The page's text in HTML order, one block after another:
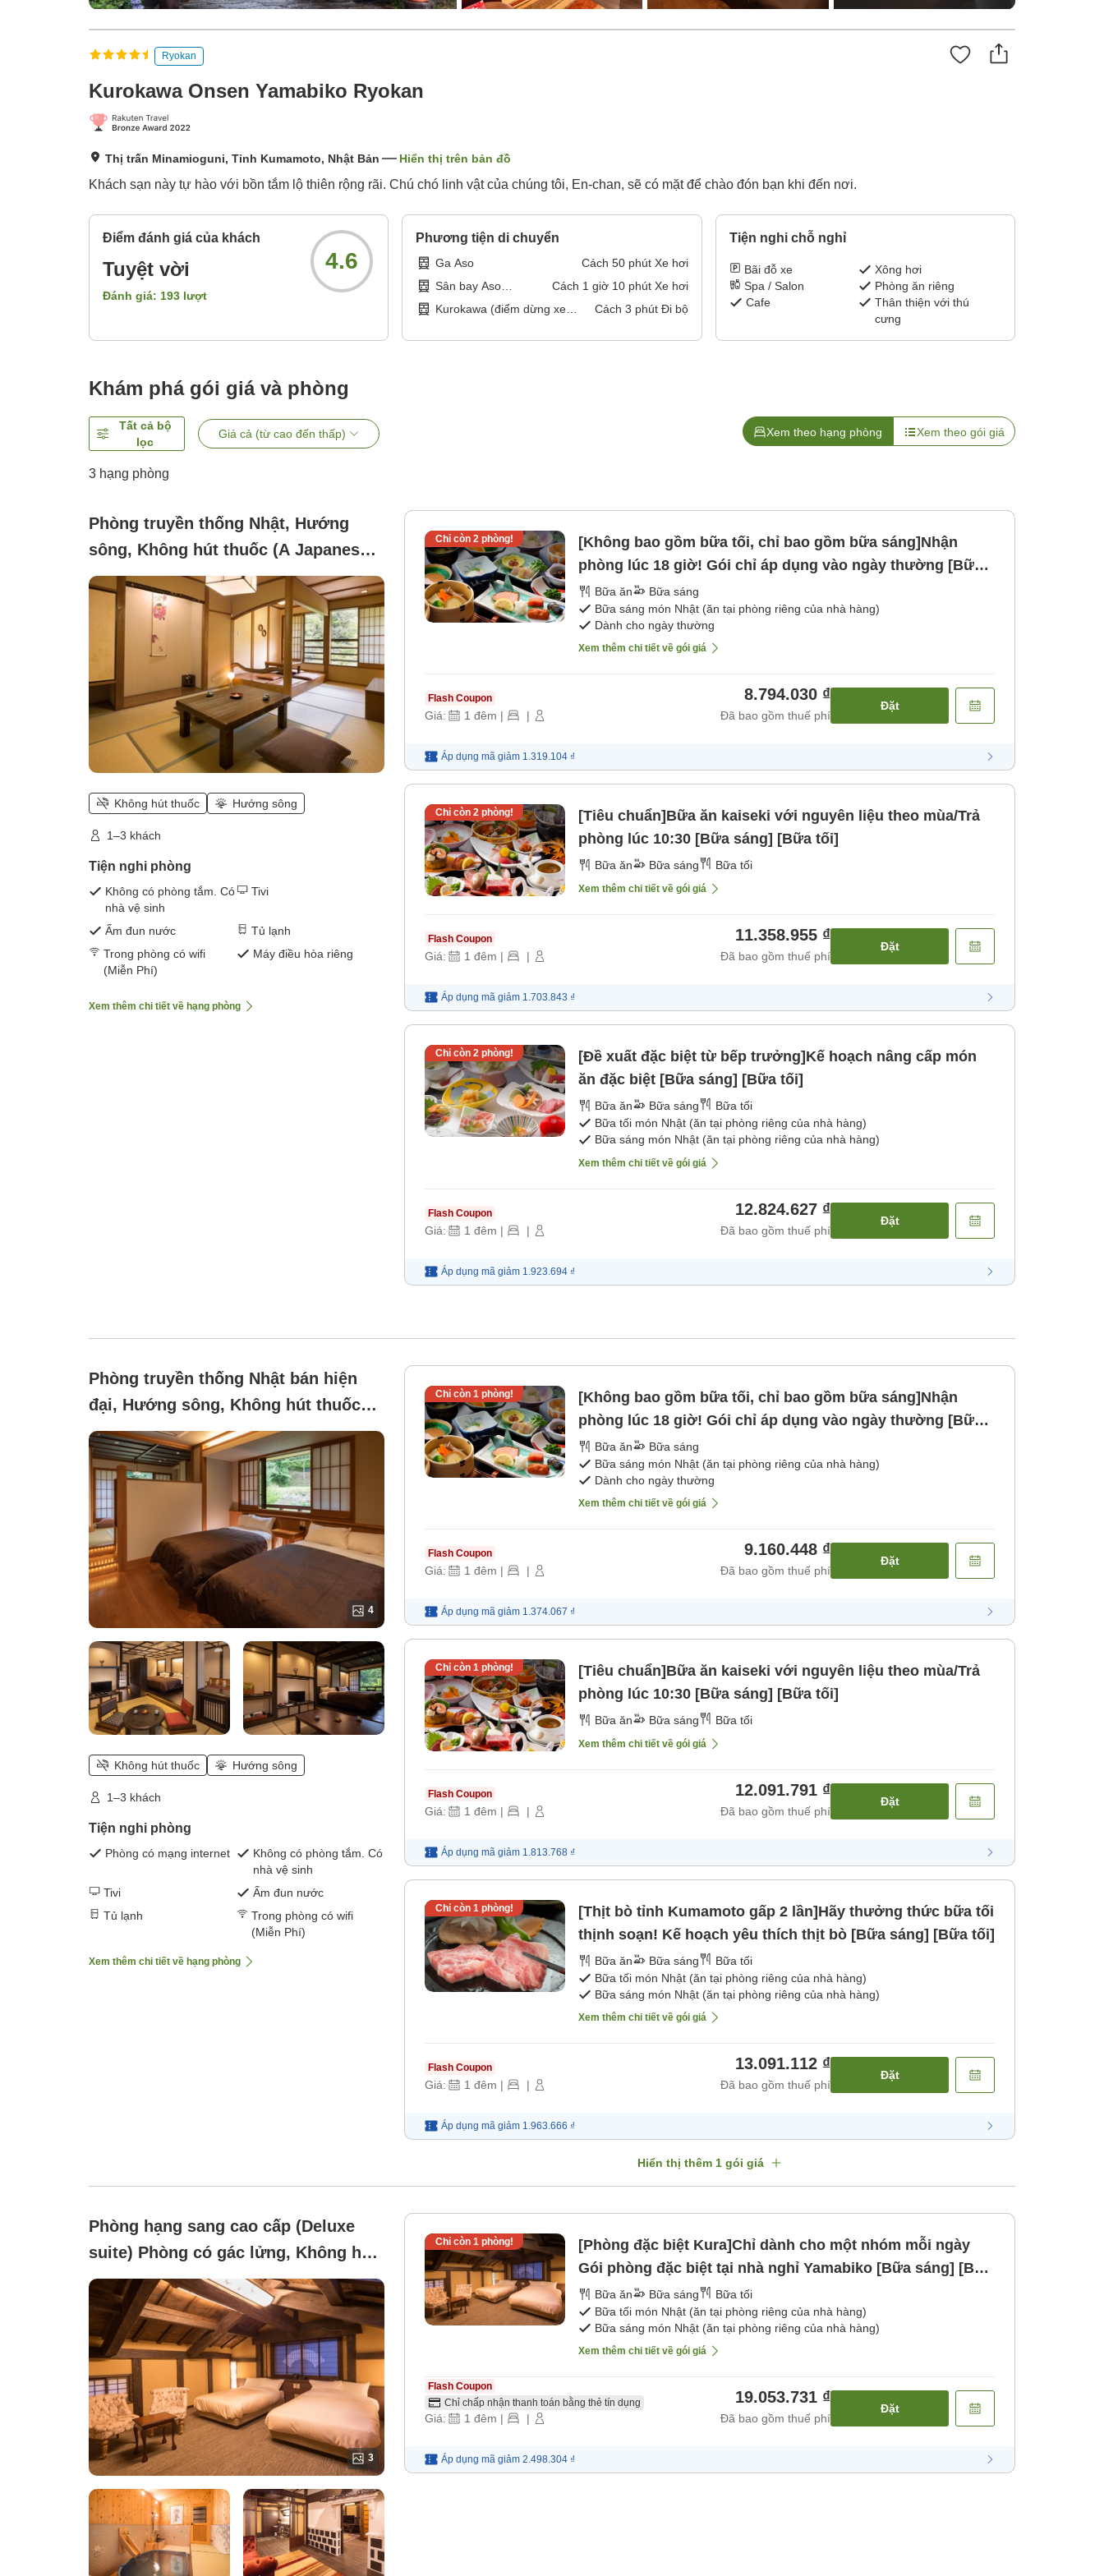
Ryokan
Kurokawa Onsen Yamabiko Ryokan
Thị trấn Minamioguni, Tỉnh Kumamoto, Nhật Bản Hiển thị trên bản đồ
Khách sạn này tự hào với bồn tắm lộ thiên rộng rãi. Chú chó linh vật của chúng tôi, En-chan, sẽ có mặt để chào đón bạn khi đến nơi.
Điểm đánh giá của khách
Tuyệt vời
Đánh giá: 193 lượt
4.6
Phương tiện di chuyển
Ga Aso Cách 50phút Xe hơi
Sân bay Aso
Kumamoto
Cách 1 giờ 10phút Xe hơi
Kurokawa (điểm dừng xe
Cách 3 phút Đi bộ
Tiện nghi chỗ nghỉ
Bãi đỗ xe
Xông hơi
Spa / Salon
Phòng ăn riêng
Cafe
Thân thiện với thú
cưng
Khám phá gói giá và phòng
Tất cả bộ
lọc
Giá cả (từ cao đến thấp) Xem theo hạng phòng Xem theo gói giá
3 hạng phòng
Phòng truyền thống Nhật, Hướng
sông, Không hút thuốc (A Japanese-
style room (about 8 tatami mats) on
the second floor of the main building
along the headwaters of the Chikugo
River)
Không hút thuốc Hướng sông
1–3 khách
Tiện nghi phòng
Không có phòng tắm. Có
nhà vệ sinh
Tivi
Ấm đun nước
Tủ lạnh
Trong phòng có wifi
(Miễn Phí)
Máy điều hòa riêng
Xem thêm chi tiết về hạng phòng
Chỉ còn 2phòng!
[Không bao gồm bữa tối, chỉ bao gồm bữa sáng]Nhận
phòng lúc 18 giờ! Gói chỉ áp dụng vào ngày thường [Bữa
sáng]
Bữa ăn
Bữa sáng
Bữa sáng món Nhật (ăn tại phòng riêng của nhà hàng)
Dành cho ngày thường
Xem thêm chi tiết về gói giá
Flash Coupon
Giá: 1 đêm | |
8.794.030 ₫
Đã bao gồm thuế phí
Đặt
Áp dụng mã giảm 1.319.104 ₫
Chỉ còn 2phòng!
[Tiêu chuẩn]Bữa ăn kaiseki với nguyên liệu theo mùa/Trả
phòng lúc 10:30 [Bữa sáng] [Bữa tối]
Bữa ăn Bữa sáng Bữa tối
Xem thêm chi tiết về gói giá
Flash Coupon
Giá: 1 đêm | |
11.358.955 ₫
Đã bao gồm thuế phí
Đặt
Áp dụng mã giảm 1.703.843 ₫
Chỉ còn 2phòng!
[Đề xuất đặc biệt từ bếp trưởng]Kế hoạch nâng cấp món
ăn đặc biệt [Bữa sáng] [Bữa tối]
Bữa ăn Bữa sáng
Bữa tối
Bữa tối món Nhật (ăn tại phòng riêng của nhà hàng)
Bữa sáng món Nhật (ăn tại phòng riêng của nhà hàng)
Xem thêm chi tiết về gói giá
Flash Coupon
Giá: 1 đêm | |
12.824.627 ₫
Đã bao gồm thuế phí
Đặt
Áp dụng mã giảm 1.923.694 ₫
Phòng truyền thống Nhật bán hiện
đại, Hướng sông, Không hút thuốc
(Renovated in the first year of Reiwa!
Relax in a spacious non-smoking
Japanese-Western style room II)
4
Không hút thuốc Hướng sông
1–3 khách
Tiện nghi phòng
Phòng có mạng internet
Không có phòng tắm. Có
nhà vệ sinh
Tivi
Ấm đun nước
Tủ lạnh
Trong phòng có wifi
(Miễn Phí)
Xem thêm chi tiết về hạng phòng
Chỉ còn 1 phòng!
[Không bao gồm bữa tối, chỉ bao gồm bữa sáng]Nhận
phòng lúc 18 giờ! Gói chỉ áp dụng vào ngày thường [Bữa
sáng]
Bữa ăn
Bữa sáng
Bữa sáng món Nhật (ăn tại phòng riêng của nhà hàng)
Dành cho ngày thường
Xem thêm chi tiết về gói giá
Flash Coupon
Giá: 1 đêm | |
9.160.448 ₫
Đã bao gồm thuế phí
Đặt
Áp dụng mã giảm 1.374.067 ₫
Chỉ còn 1 phòng!
[Tiêu chuẩn]Bữa ăn kaiseki với nguyên liệu theo mùa/Trả
phòng lúc 10:30 [Bữa sáng] [Bữa tối]
Bữa ăn Bữa sáng Bữa tối
Xem thêm chi tiết về gói giá
Flash Coupon
Giá: 1 đêm | |
12.091.791 ₫
Đã bao gồm thuế phí
Đặt
Áp dụng mã giảm 1.813.768 ₫
Chỉ còn 1 phòng!
[Thịt bò tỉnh Kumamoto gấp 2 lần]Hãy thưởng thức bữa tối
thịnh soạn! Kế hoạch yêu thích thịt bò [Bữa sáng] [Bữa tối]
Bữa ăn Bữa sáng
Bữa tối
Bữa tối món Nhật (ăn tại phòng riêng của nhà hàng)
Bữa sáng món Nhật (ăn tại phòng riêng của nhà hàng)
Xem thêm chi tiết về gói giá
Flash Coupon
Giá: 1 đêm | |
13.091.112 ₫
Đã bao gồm thuế phí
Đặt
Áp dụng mã giảm 1.963.666 ₫
Hiển thị thêm 1 gói giá
Phòng hạng sang cao cấp (Deluxe
suite) Phòng có gác lửng, Không hút
thuốc (Phòng đặc biệt 'Kura' với bồn
tắm, nhà riêng 1 hộ, 2 tầng)
3
Chỉ còn 1 phòng!
[Phòng đặc biệt Kura]Chỉ dành cho một nhóm mỗi ngày
Gói phòng đặc biệt tại nhà nghỉ Yamabiko [Bữa sáng] [Bữa
tối]Bữa ăn Bữa sáng
Bữa tối
Bữa tối món Nhật (ăn tại phòng riêng của nhà hàng)
Bữa sáng món Nhật (ăn tại phòng riêng của nhà hàng)
Xem thêm chi tiết về gói giá
Flash Coupon
Chỉ chấp nhận thanh toán bằng thẻ tín dụng
Giá: 1 đêm | |
19.053.731 ₫
Đã bao gồm thuế phí
Đặt
Áp dụng mã giảm 2.498.304 ₫